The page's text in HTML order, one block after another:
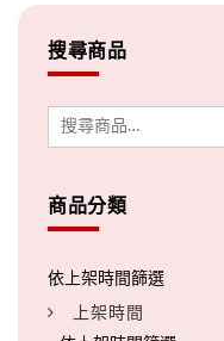
搜尋商品
商品分類
上架時間